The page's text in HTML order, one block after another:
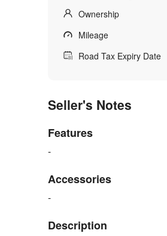
Ownership
Mileage
Road Tax Expiry Date
Seller's Notes
Features
-
Accessories
-
Description